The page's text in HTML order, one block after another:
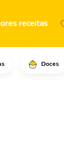
receitas
Doces